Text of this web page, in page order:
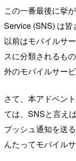
この一番最後に挙
Service (SNS) は皆
以前はモバイルサ
スに分類されるも
外のモバイルサー
さて、本アドベン
ては、SNSと言え
プッシュ通知を送
んたってモバイル